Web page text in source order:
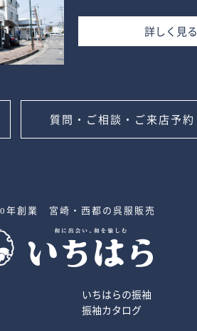
詳しく見る
質問・ご相談・ご来店予約
年創業 宮崎・西都の呉服販売
いちはらの振袖
振袖カタログ